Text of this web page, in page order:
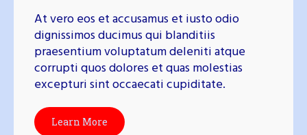
At vero eos et accusamus et iusto odio
dignissimos ducimus qui blanditiis
praesentium voluptatum deleniti atque
corrupti quos dolores et quas molestias
excepturi sint occaecati cupiditate.
Learn More